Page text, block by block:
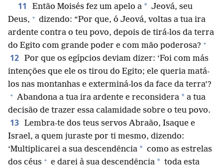
11 Então Moisés fez um apelo a * Jeová, seu
Deus, + dizendo: “Por que, ó Jeová, voltas a tua ira
ardente contra o teu povo, depois de tirá-los da terra
do Egito com grande poder e com mão poderosa? +
12 Por que os egípcios deviam dizer: ‘Foi com más
intenções que ele os tirou do Egito; ele queria matá-
los nas montanhas e exterminá-los da face da terra’?
+ Abandona a tua ira ardente e reconsidera * a tua
decisão de trazer essa calamidade sobre o teu povo.
13 Lembra-te dos teus servos Abraão, Isaque e
Israel, a quem juraste por ti mesmo, dizendo:
‘Multiplicarei a sua descendência * como as estrelas
dos céus + e darei à sua descendência * toda esta